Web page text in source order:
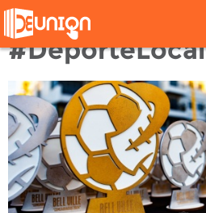
Tag:
#DeporteLocal